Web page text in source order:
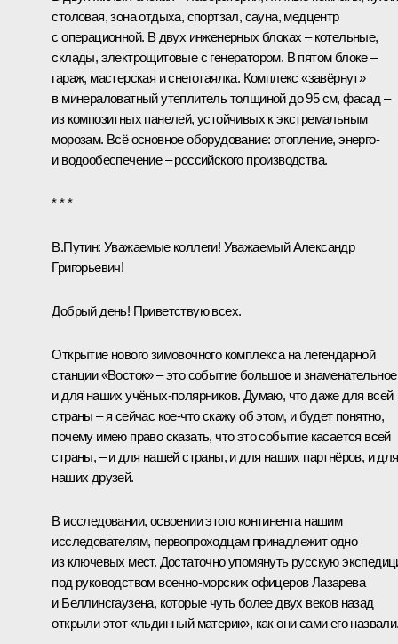
столовая, зона отдыха, спортзал, сауна, медцентр
с операционной. В двух инженерных блоках – котельные,
склады, электрощитовые с генератором. В пятом блоке –
гараж, мастерская и снеготаялка. Комплекс «завёрнут»
в минераловатный утеплитель толщиной до 95 см, фасад –
из композитных панелей, устойчивых к экстремальным
морозам. Всё основное оборудование: отопление, энерго-
и водообеспечение – российского производства.
* * *
В.Путин: Уважаемые коллеги! Уважаемый Александр
Григорьевич!
Добрый день! Приветствую всех.
Открытие нового зимовочного комплекса на легендарной
станции «Восток» – это событие большое и знаменательное
и для наших учёных-полярников. Думаю, что даже для всей
страны – я сейчас кое-что скажу об этом, и будет понятно,
почему имею право сказать, что это событие касается всей
страны, – и для нашей страны, и для наших партнёров, и для
наших друзей.
В исследовании, освоении этого континента нашим
исследователям, первопроходцам принадлежит одно
из ключевых мест. Достаточно упомянуть русскую
под руководством военно-морских офицеров Лазарева
и Беллинсгаузена, которые чуть более двух веков назад
открыли этот «льдинный материк», как они сами его